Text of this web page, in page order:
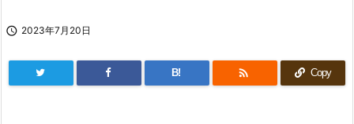
 2023年7月20日
B!  Copy